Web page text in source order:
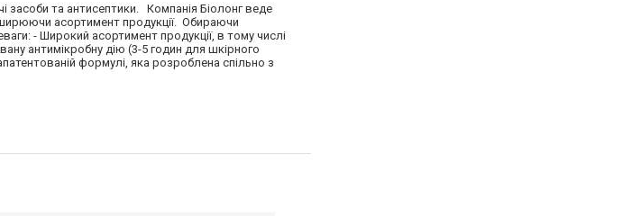
засоби та антисептики. Компанія Біолонг веде
асортимент продукції. Обираючи
- Широкий асортимент продукції, в тому числі
антимікробну дію (3-5 годин для шкірного
формулі, яка розроблена спільно з